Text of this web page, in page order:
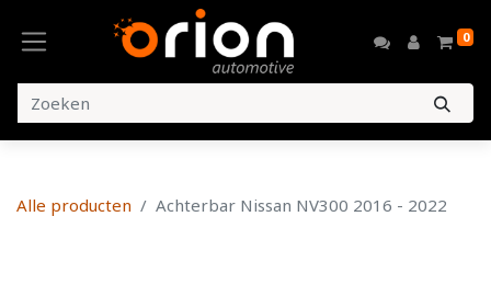
0
Alle producten Achterbar Nissan NV300 2016 - 2022